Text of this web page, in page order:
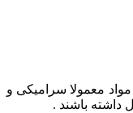
مواد معمولا سرامیکی و
داشته باشند .